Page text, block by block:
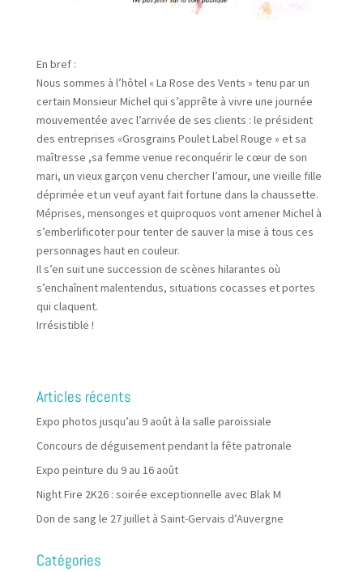
En bref :
Nous sommes à l’hôtel « La Rose des Vents » tenu par un
certain Monsieur Michel qui s’apprête à vivre une journée
mouvementée avec l’arrivée de ses clients : le président
des entreprises «Grosgrains Poulet Label Rouge » et sa
maîtresse ,sa femme venue reconquérir le cœur de son
mari, un vieux garçon venu chercher l’amour, une vieille fille
déprimée et un veuf ayant fait fortune dans la chaussette.​
Méprises, mensonges et quiproquos vont amener Michel à
s’emberlificoter pour tenter de sauver la mise à tous ces
personnages haut en couleur.
Il s’en suit une succession de scènes hilarantes où
s’enchaînent malentendus, situations cocasses et portes
qui claquent.
Irrésistible !
Articles récents
Expo photos jusqu’au 9 août à la salle paroissiale
Concours de déguisement pendant la fête patronale
Expo peinture du 9 au 16 août
Night Fire 2K26 : soirée exceptionnelle avec Blak M
Don de sang le 27 juillet à Saint-Gervais d’Auvergne
Catégories